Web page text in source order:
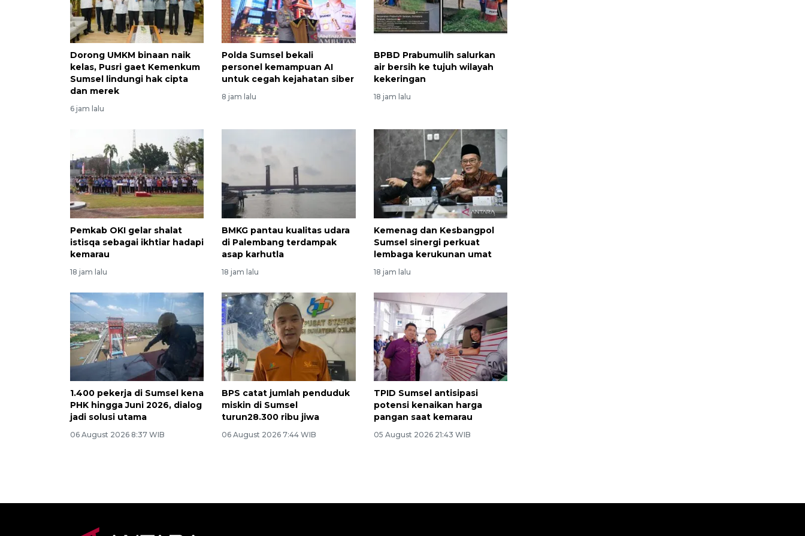
Dorong UMKM binaan naik
kelas, Pusri gaet Kemenkum
Sumsel lindungi hak cipta
dan merek
6 jam lalu
Polda Sumsel bekali
personel kemampuan AI
untuk cegah kejahatan siber
8 jam lalu
BPBD Prabumulih salurkan
air bersih ke tujuh wilayah
kekeringan
18 jam lalu
Pemkab OKI gelar shalat
istisqa sebagai ikhtiar hadapi
kemarau
18 jam lalu
BMKG pantau kualitas udara
di Palembang terdampak
asap karhutla
18 jam lalu
Kemenag dan Kesbangpol
Sumsel sinergi perkuat
lembaga kerukunan umat
18 jam lalu
1.400 pekerja di Sumsel kena
PHK hingga Juni 2026, dialog
jadi solusi utama
06 August 2026 8:37 WIB
BPS catat jumlah penduduk
miskin di Sumsel
turun28.300 ribu jiwa
06 August 2026 7:44 WIB
TPID Sumsel antisipasi
potensi kenaikan harga
pangan saat kemarau
05 August 2026 21:43 WIB